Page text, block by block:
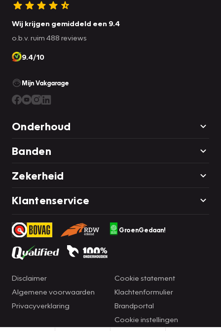
Wij krijgen gemiddeld een 9.4
o.b.v. ruim 488 reviews
9.4/10
Mijn Vakgarage
Onderhoud
Banden
Zekerheid
Klantenservice
GroenGedaan!
Disclaimer
Algemene voorwaarden
Privacyverklaring
Cookie statement
Klachtenformulier
Brandportal
Cookie instellingen